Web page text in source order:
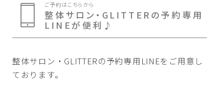
ご予約はこちらから
整体サロン・GLITTERの予約専用
LINEが便利♪
整体サロン・GLITTERの予約専用LINEをご用意し
ております。